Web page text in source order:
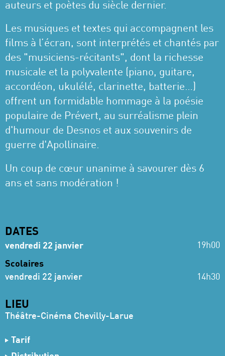
auteurs et poètes du siècle dernier.
Les musiques et textes qui accompagnent les
films à l’écran, sont interprétés et chantés par
des "musiciens-récitants", dont la richesse
musicale et la polyvalente (piano, guitare,
accordéon, ukulélé, clarinette, batterie…)
offrent un formidable hommage à la poésie
populaire de Prévert, au surréalisme plein
d'humour de Desnos et aux souvenirs de
guerre d'Apollinaire.
Un coup de cœur unanime à savourer dès 6
ans et sans modération !
DATES
vendredi 22 janvier 19h00
Scolaires
vendredi 22 janvier 14h30
LIEU
Théâtre-Cinéma Chevilly-Larue
Tarif
6,50 €Adulte, Tarif réduit et - 25 ans